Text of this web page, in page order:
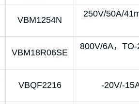
VBM1254N
250V/50A/
VBM18R06SE
800V/6A，
VBQF2216 -20V/-